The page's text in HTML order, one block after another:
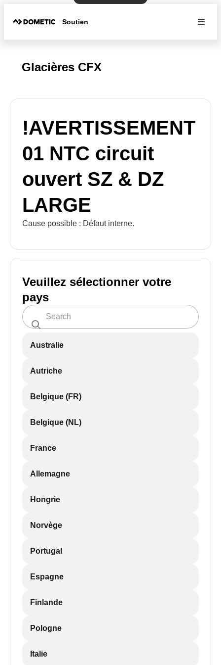
Soutien
Glacières CFX
!AVERTISSEMENT
01 NTC circuit
ouvert SZ & DZ
LARGE
Cause possible : Défaut interne.
Veuillez sélectionner votre
pays
Australie
Autriche
Belgique (FR)
Belgique (NL)
France
Allemagne
Hongrie
Norvège
Portugal
Espagne
Finlande
Pologne
Italie